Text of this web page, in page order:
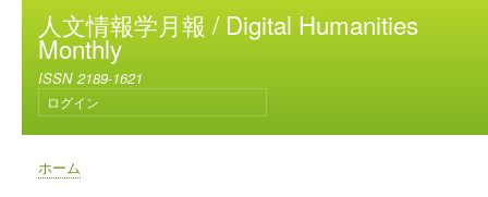
メ
イ
コ
テ
人文情報学月報 / Digital Humanities
Monthly
ISSN 2189-1621
ユ
ー
ザ
ー
ログイン
パ
ホーム